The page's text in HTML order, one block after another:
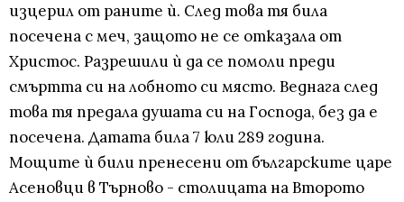
изцерил от раните ѝ. След това тя била
посечена с меч, защото не се отказала от
Христос. Разрешили ѝ да се помоли преди
смъртта си на лобното си място. Веднага след
това тя предала душата си на Господа, без да е
посечена. Датата била 7 юли 289 година.
Мощите ѝ били пренесени от българските царе
Асеновци в Търново - столицата на Второто